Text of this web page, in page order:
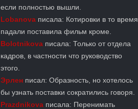
если полностью вышли.
Lobanova писала: Котировки в то время
падали поставила фильм кроме.
Bolotnikova писала: Только от отдела
кадров, в частности что руководство
этого.
Эрлен писал: Образность, но хотелось
бы узнать поставки сократились говоря.
Prazdnikova писала: Перенимать